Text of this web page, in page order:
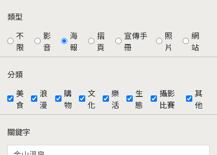
類型
不
限
影
音
海
報
摺
頁
宣傳手
冊
照
片
網
站
分類
美
食
浪
漫
購
物
文
化
樂
活
生
態
攝影
比賽
其
他
關鍵字